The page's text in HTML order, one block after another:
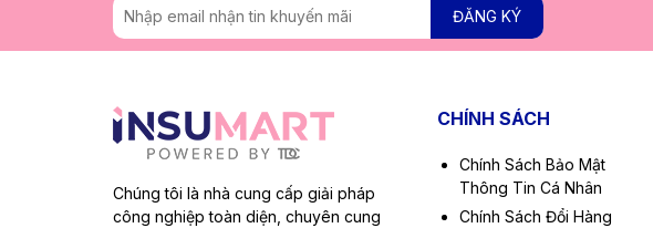
ĐĂNG KÝ
Chúng tôi là nhà cung cấp giải pháp
công nghiệp toàn diện, chuyên cung
CHÍNH SÁCH
Chính Sách Bảo Mật
Thông Tin Cá Nhân
Chính Sách Đổi Hàng